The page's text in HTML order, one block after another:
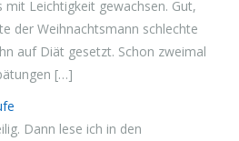
Leichtigkeit gewachsen. Gut,
der Weihnachtsmann schlechte
auf Diät gesetzt. Schon zweimal
[…]
Dann lese ich in den